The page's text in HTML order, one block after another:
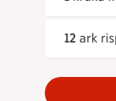
12 ark